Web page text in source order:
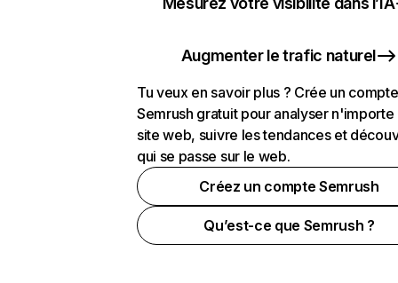
Augmenter le trafic naturel
Tu veux en savoir plus ? Crée un compte
Semrush gratuit pour analyser n'importe
site web, suivre les tendances et
qui se passe sur le web.
Créez un compte Semrush
Qu’est-ce que Semrush ?